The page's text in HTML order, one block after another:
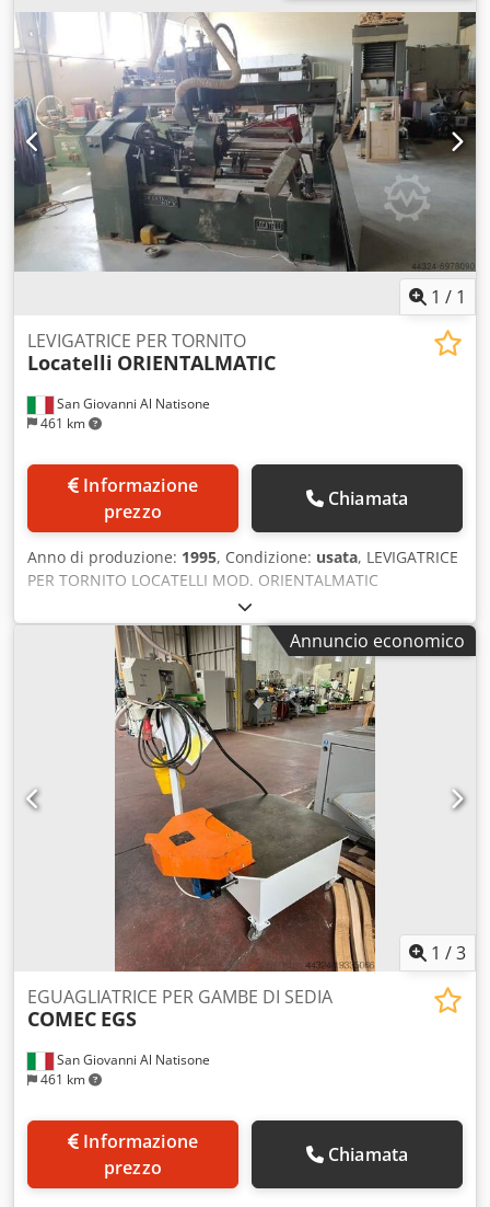
1 / 1
San Giovanni Al Natisone
461 km
LEVIGATRICE PER TORNITO
Locatelli ORIENTALMATIC
prezzo
Chiamata
Anno di produzione: 1995, Condizione: usata, LEVIGATRICE
PER TORNITO LOCATELLI MOD. ORIENTALMATIC
C/CARICATORE - USATA -lunghezza massima di lavoro 1200
mm. Chodshy Tvmepfx Aaxsa
Annuncio economico
1 /3
San Giovanni Al Natisone
461 km
EGUAGLIATRICE PER GAMBE DI SEDIA
COMEC EGS
prezzo
Chiamata